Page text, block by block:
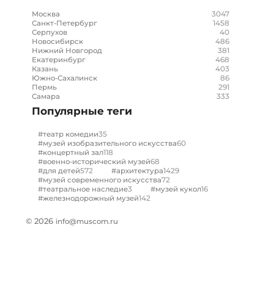
Москва 3047
Санкт-Петербург 1458
Серпухов 40
Новосибирск 486
Нижний Новгород 381
Екатеринбург 468
Казань 403
Южно-Сахалинск 86
Пермь 291
Самара 333
Популярные теги
#театр комедии35
#музей изобразительного искусства60
#концертный зал118
#военно-исторический музей68
#для детей572 #архитектура1429
#музей современного искусства72
#театральное наследие3 #музей кукол16
#железнодорожный музей142
© 2026 info@muscom.ru